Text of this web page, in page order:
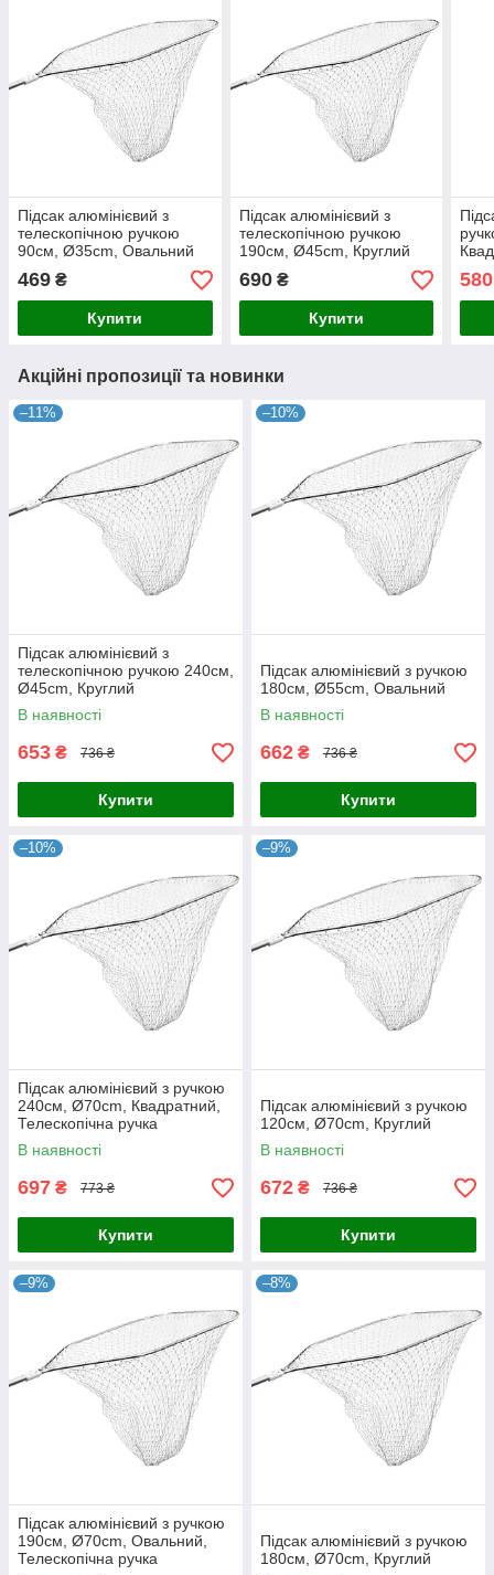
Підсак алюмінієвий з
телескопічною ручкою
90см, Ø35cm, Овальний
469 ₴
Купити
Підсак алюмінієвий з
телескопічною ручкою
190см, Ø45cm, Круглий
690₴
Купити
580
Акційні пропозиції та новинки
–11%
Підсак алюмінієвий з
телескопічною ручкою 240см,
Ø45cm, Круглий
В наявності
653 ₴ 736 ₴
Купити
–10%
Підсак алюмінієвий з ручкою
180см, Ø55cm, Овальний
В наявності
662 ₴ 736 ₴
Купити
–10%
Підсак алюмінієвий з ручкою
240см, Ø70cm, Квадратний,
Телескопічна ручка
В наявності
697 ₴ 773 ₴
Купити
–9%
Підсак алюмінієвий з ручкою
120см, Ø70cm, Круглий
В наявності
672 ₴ 736 ₴
Купити
–9%
Підсак алюмінієвий з ручкою
190см, Ø70cm, Овальний,
Телескопічна ручка
–8%
Підсак алюмінієвий з ручкою
180см, Ø70cm, Круглий